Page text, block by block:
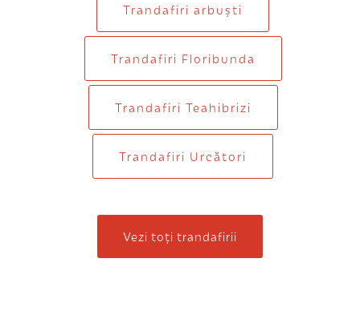
Trandafiri arbuști
Trandafiri Floribunda
Trandafiri Teahibrizi
Trandafiri Urcători
Vezi toți trandafirii